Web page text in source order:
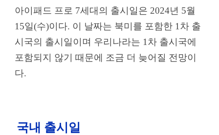
아이패드 프로 7세대의 출시일은 2024년 5월
15일(수)이다. 이 날짜는 북미를 포함한 1차 출
시국의 출시일이며 우리나라는 1차 출시국에
포함되지 않기 때문에 조금 더 늦어질 전망이
다.
국내 출시일